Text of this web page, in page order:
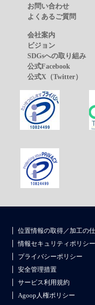
お問い合わせ
よくあるご質問
会社案内
ビジョン
SDGsへの取り組み
公式Facebook
公式X（Twitter）
位置情報の取得／加工の仕
情報セキュリティポリシー
プライバシーポリシー
安全管理措置
サービス利用規約
Agoop人権ポリシー